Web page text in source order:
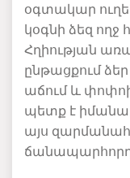
օգտակար
կօգնի ձեզ ողջ
Հղիության
ընթացքում ձեր
աճում և
պետք է
այս